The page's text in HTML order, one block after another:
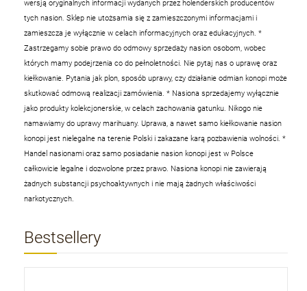
wersją oryginalnych informacji wydanych przez holenderskich producentów
tych nasion. Sklep nie utożsamia się z zamieszczonymi informacjami i
zamieszcza je wyłącznie w celach informacyjnych oraz edukacyjnych. *
Zastrzegamy sobie prawo do odmowy sprzedaży nasion osobom, wobec
których mamy podejrzenia co do pełnoletności. Nie pytaj nas o uprawę oraz
kiełkowanie. Pytania jak plon, sposób uprawy, czy działanie odmian konopi może
skutkować odmową realizacji zamówienia. * Nasiona sprzedajemy wyłącznie
jako produkty kolekcjonerskie, w celach zachowania gatunku. Nikogo nie
namawiamy do uprawy marihuany. Uprawa, a nawet samo kiełkowanie nasion
konopi jest nielegalne na terenie Polski i zakazane karą pozbawienia wolności. *
Handel nasionami oraz samo posiadanie nasion konopi jest w Polsce
całkowicie legalne i dozwolone przez prawo. Nasiona konopi nie zawierają
żadnych substancji psychoaktywnych i nie mają żadnych właściwości
narkotycznych.
Bestsellery